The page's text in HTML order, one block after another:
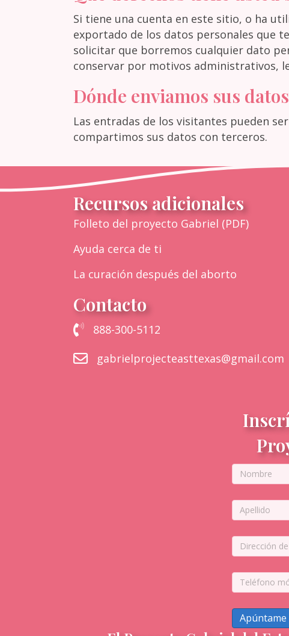
Si tiene una cuenta en este sitio, o ha
exportado de los datos personales que
solicitar que borremos cualquier dato
conservar por motivos administrativos,
Dónde enviamos sus datos
Las entradas de los visitantes pueden
compartimos sus datos con terceros.
Recursos adicionales
Folleto del proyecto Gabriel (PDF)
Ayuda cerca de ti
La curación después del aborto
Contacto
Llame al Proyecto Gabriel del Este de
888-300-5112
Envíe un correo electrónico al Proyecto
gabrielprojecteasttexas@gmail.com
Apúntame